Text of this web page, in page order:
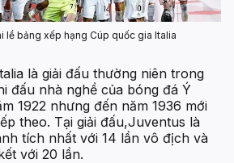
lề bảng xếp hạng Cúp quốc gia Italia
là giải đấu thường niên trong
đấu nhà nghề của bóng đá Ý
1922 nhưng đến năm 1936 mới
theo. Tại giải đấu,Juventus là
tích nhất với 14 lần vô địch và
với 20 lần.